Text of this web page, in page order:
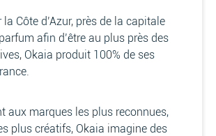
Côte d’Azur, près de la capitale
afin d’être au plus près des
Okaia produit 100% de ses
aux marques les plus reconnues,
plus créatifs, Okaia imagine des